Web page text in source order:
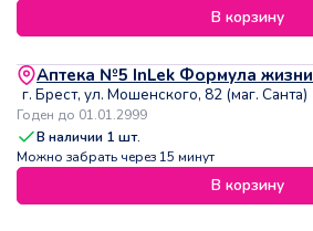
В корзину
Аптека №5 InLek Формула жизни
г. Брест, ул. Мошенского, 82 (маг. Санта)
Годен до 01.01.2999
В наличии 1 шт.
Можно забрать через 15 минут
В корзину